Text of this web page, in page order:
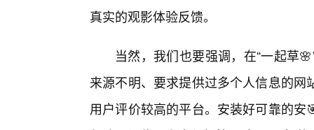
真实的观影体验反馈。
当然，我们也要强调，在“一起草
来源不明、要求提供过多个人信息的
用户评价较高的平台。安装好可靠的